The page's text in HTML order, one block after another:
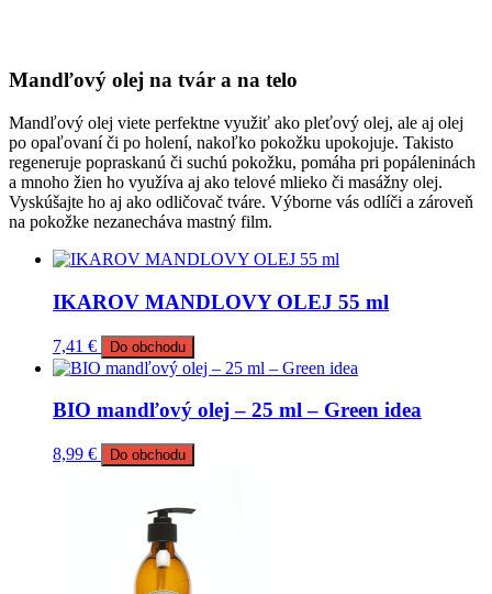
Mandľový olej na tvár a na telo
Mandľový olej viete perfektne využiť ako pleťový olej, ale aj olej
po opaľovaní či po holení, nakoľko pokožku upokojuje. Takisto
regeneruje popraskanú či suchú pokožku, pomáha pri popáleninách
a mnoho žien ho využíva aj ako telové mlieko či masážny olej.
Vyskúšajte ho aj ako odličovač tváre. Výborne vás odlíči a zároveň
na pokožke nezanecháva mastný film.
IKAROV MANDLOVY OLEJ 55 ml
7,41 € Do obchodu
BIO mandľový olej – 25 ml – Green idea
8,99 € Do obchodu